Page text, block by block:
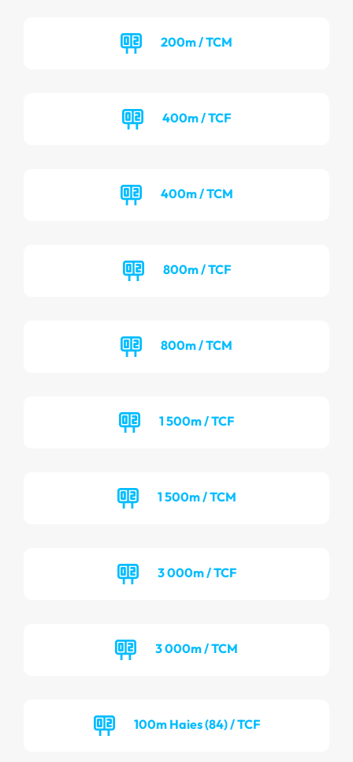
200m / TCM
400m / TCF
400m / TCM
800m / TCF
800m / TCM
1 500m / TCF
1 500m / TCM
3 000m / TCF
3 000m / TCM
100m Haies (84) / TCF